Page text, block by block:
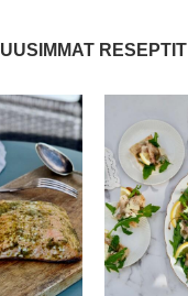
UUSIMMAT RESEPTIT